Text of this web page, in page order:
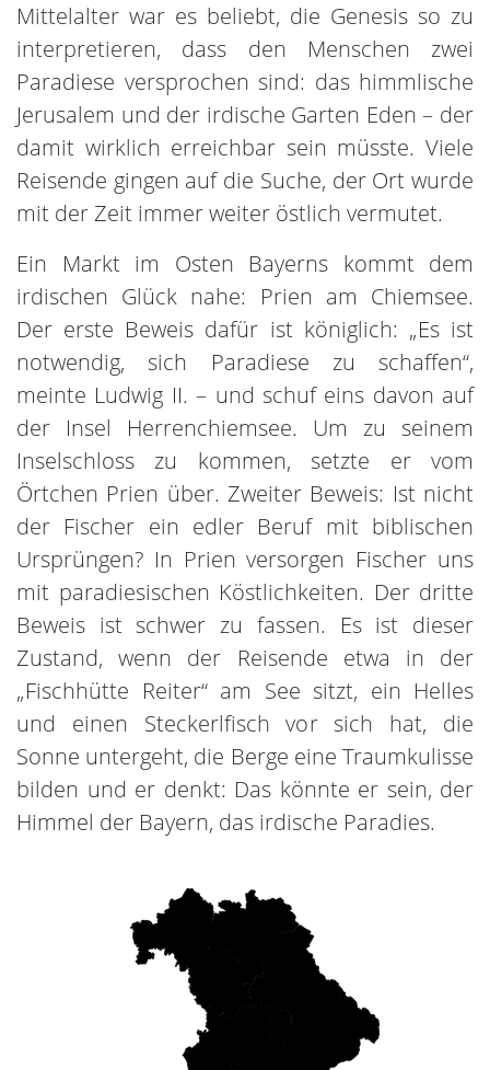
Mittelalter war es beliebt, die Genesis so zu
interpretieren, dass den Menschen zwei
Paradiese versprochen sind: das himmlische
Jerusalem und der irdische Garten Eden – der
damit wirklich erreichbar sein müsste. Viele
Reisende gingen auf die Suche, der Ort wurde
mit der Zeit immer weiter östlich vermutet.
Ein Markt im Osten Bayerns kommt dem
irdischen Glück nahe: Prien am Chiemsee.
Der erste Beweis dafür ist königlich: „Es ist
notwendig, sich Paradiese zu schaffen“,
meinte Ludwig II. – und schuf eins davon auf
der Insel Herrenchiemsee. Um zu seinem
Inselschloss zu kommen, setzte er vom
Örtchen Prien über. Zweiter Beweis: Ist nicht
der Fischer ein edler Beruf mit biblischen
Ursprüngen? In Prien versorgen Fischer uns
mit paradiesischen Köstlichkeiten. Der dritte
Beweis ist schwer zu fassen. Es ist dieser
Zustand, wenn der Reisende etwa in der
„Fischhütte Reiter“ am See sitzt, ein Helles
und einen Steckerlfisch vor sich hat, die
Sonne untergeht, die Berge eine Traumkulisse
bilden und er denkt: Das könnte er sein, der
Himmel der Bayern, das irdische Paradies.